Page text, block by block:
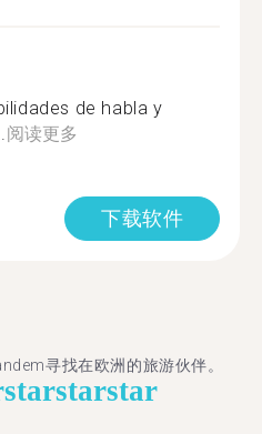
de habla y
阅读更多
下载软件
寻找在欧洲的旅游伙伴。
starstarstar